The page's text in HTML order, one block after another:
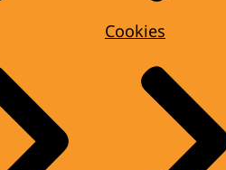
Cookies